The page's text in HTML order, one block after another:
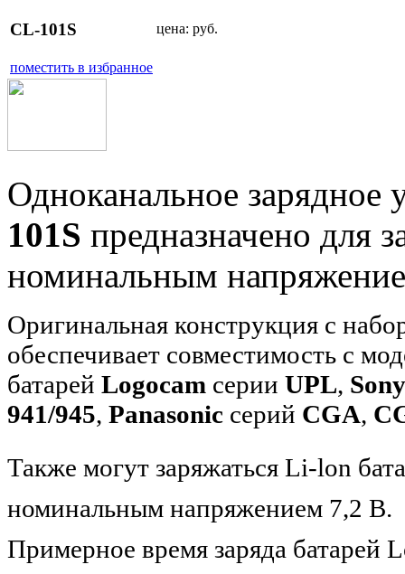
CL-101S цена: руб.
поместить в избранное
Одноканальное зарядное
101S предназначено для
номинальным
Оригинальная конструкция с
обеспечивает совместимость с
батарей Logocam серии UPL,
941/945, Panasonic серий CGA,
Также могут заряжаться Li-lon
номинальным напряжением 7,2 В.
Примерное время заряда батарей